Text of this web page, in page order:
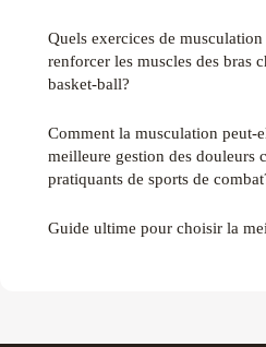
Quels exercices de
renforcer les muscles des bras
basket-ball?
Comment la musculation peut-
meilleure gestion des douleurs
pratiquants de sports de
Guide ultime pour choisir la